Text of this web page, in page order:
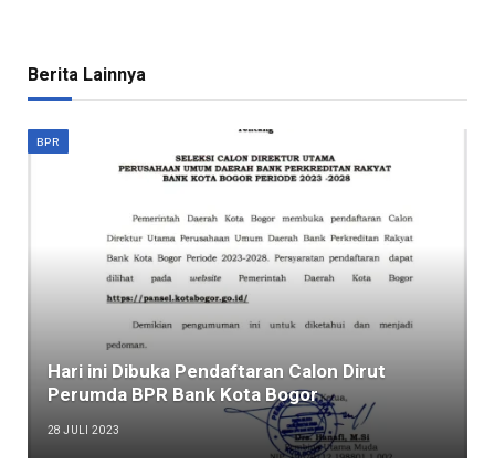
Berita Lainnya
BPR
Hari ini Dibuka Pendaftaran Calon Dirut
Perumda BPR Bank Kota Bogor
28 JULI 2023